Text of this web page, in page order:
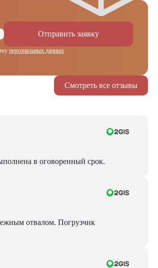
Отправить заявку
персональных данных
Смотреть все отзывы
в оговоренный срок.
отвалом. Погрузчик